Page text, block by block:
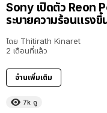
Sony เปิดตัว Reon
ระบายความร้อนแรงขึ้
โดย Thitirath Kinaret
2 เดือนที่แล้ว
อ่านเพิ่มเติม
7k ดู